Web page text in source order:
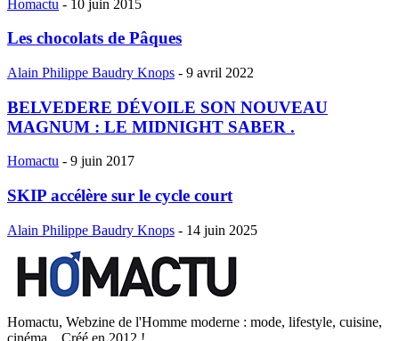
Homactu - 10 juin 2015
Les chocolats de Pâques
Alain Philippe Baudry Knops - 9 avril 2022
BELVEDERE DÉVOILE SON NOUVEAU
MAGNUM : LE MIDNIGHT SABER .
Homactu - 9 juin 2017
SKIP accélère sur le cycle court
Alain Philippe Baudry Knops - 14 juin 2025
Homactu, Webzine de l'Homme moderne : mode, lifestyle, cuisine,
cinéma... Créé en 2012 !